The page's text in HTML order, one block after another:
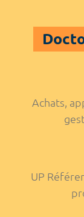
Achats,
UP